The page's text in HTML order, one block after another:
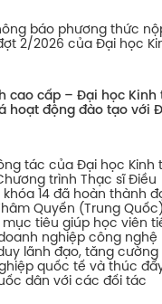
báo phương thức
2/2026 của Đại học
cao cấp – Đại học Kinh
hoạt động đào tạo với
tác của Đại học Kinh
trình Thạc sĩ Điều
14 đã hoàn thành
Quyến (Trung
tiêu giúp học viên
nghiệp công nghệ
lãnh đạo, tăng cường
quốc tế và thúc
dân với các đối tác